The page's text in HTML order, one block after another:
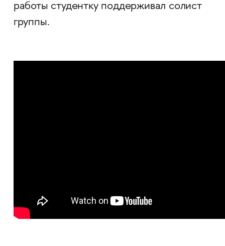
работы студентку поддерживал солист
группы.